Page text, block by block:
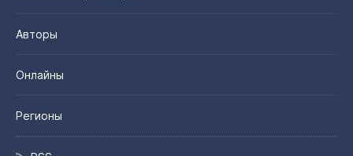
Авторы
Онлайны
Регионы